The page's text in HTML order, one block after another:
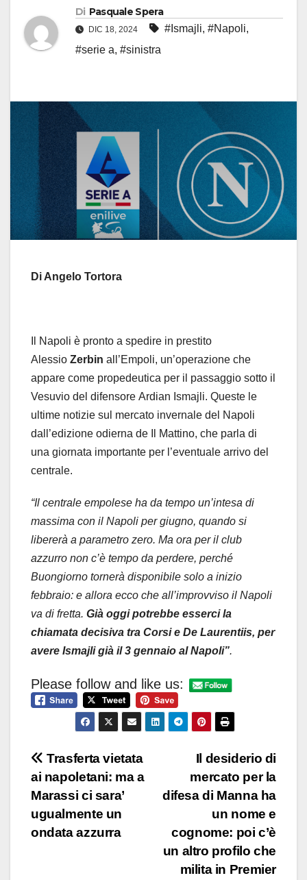
Di Pasquale Spera
DIC 18, 2024 #Ismajli, #Napoli,
#serie a, #sinistra
Di Angelo Tortora
Il Napoli è pronto a spedire in prestito
Alessio Zerbin all’Empoli, un’operazione che
appare come propedeutica per il passaggio sotto il
Vesuvio del difensore Ardian Ismajli. Queste le
ultime notizie sul mercato invernale del Napoli
dall’edizione odierna de Il Mattino, che parla di
una giornata importante per l’eventuale arrivo del
centrale.
“Il centrale empolese ha da tempo un’intesa di
massima con il Napoli per giugno, quando si
libererà a parametro zero. Ma ora per il club
azzurro non c’è tempo da perdere, perché
Buongiorno tornerà disponibile solo a inizio
febbraio: e allora ecco che all’improvviso il Napoli
va di fretta. Già oggi potrebbe esserci la
chiamata decisiva tra Corsi e De Laurentiis, per
avere Ismajli già il 3 gennaio al Napoli”.
Please follow and like us:
Navigazione
articoli
Il desiderio di
mercato per la
difesa di Manna ha
un nome e
cognome: poi c’è
un altro profilo che
milita in Premier
Trasferta vietata
ai napoletani: ma a
Marassi ci sara’
ugualmente un
ondata azzurra